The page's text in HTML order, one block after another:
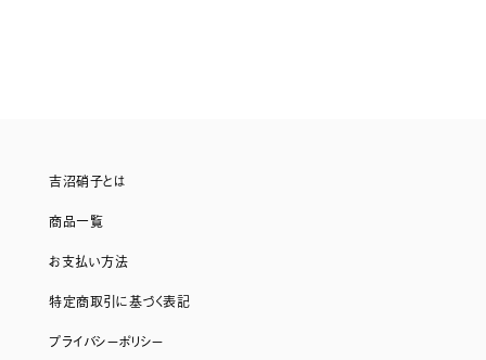
吉沼硝子とは
商品一覧
お支払い方法
特定商取引に基づく表記
プライバシーポリシー